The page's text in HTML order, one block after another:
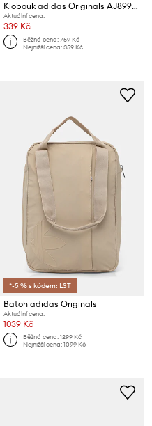
Klobouk adidas Originals AJ8995.M Adicolor Trefoil Bucket
Aktuální cena:
339 Kč
Běžná cena:759 Kč
Nejnižší cena:359 Kč
*-5 % s kódem: LST
Batoh adidas Originals
Aktuální cena:
1039 Kč
Běžná cena:1299 Kč
Nejnižší cena:1099 Kč